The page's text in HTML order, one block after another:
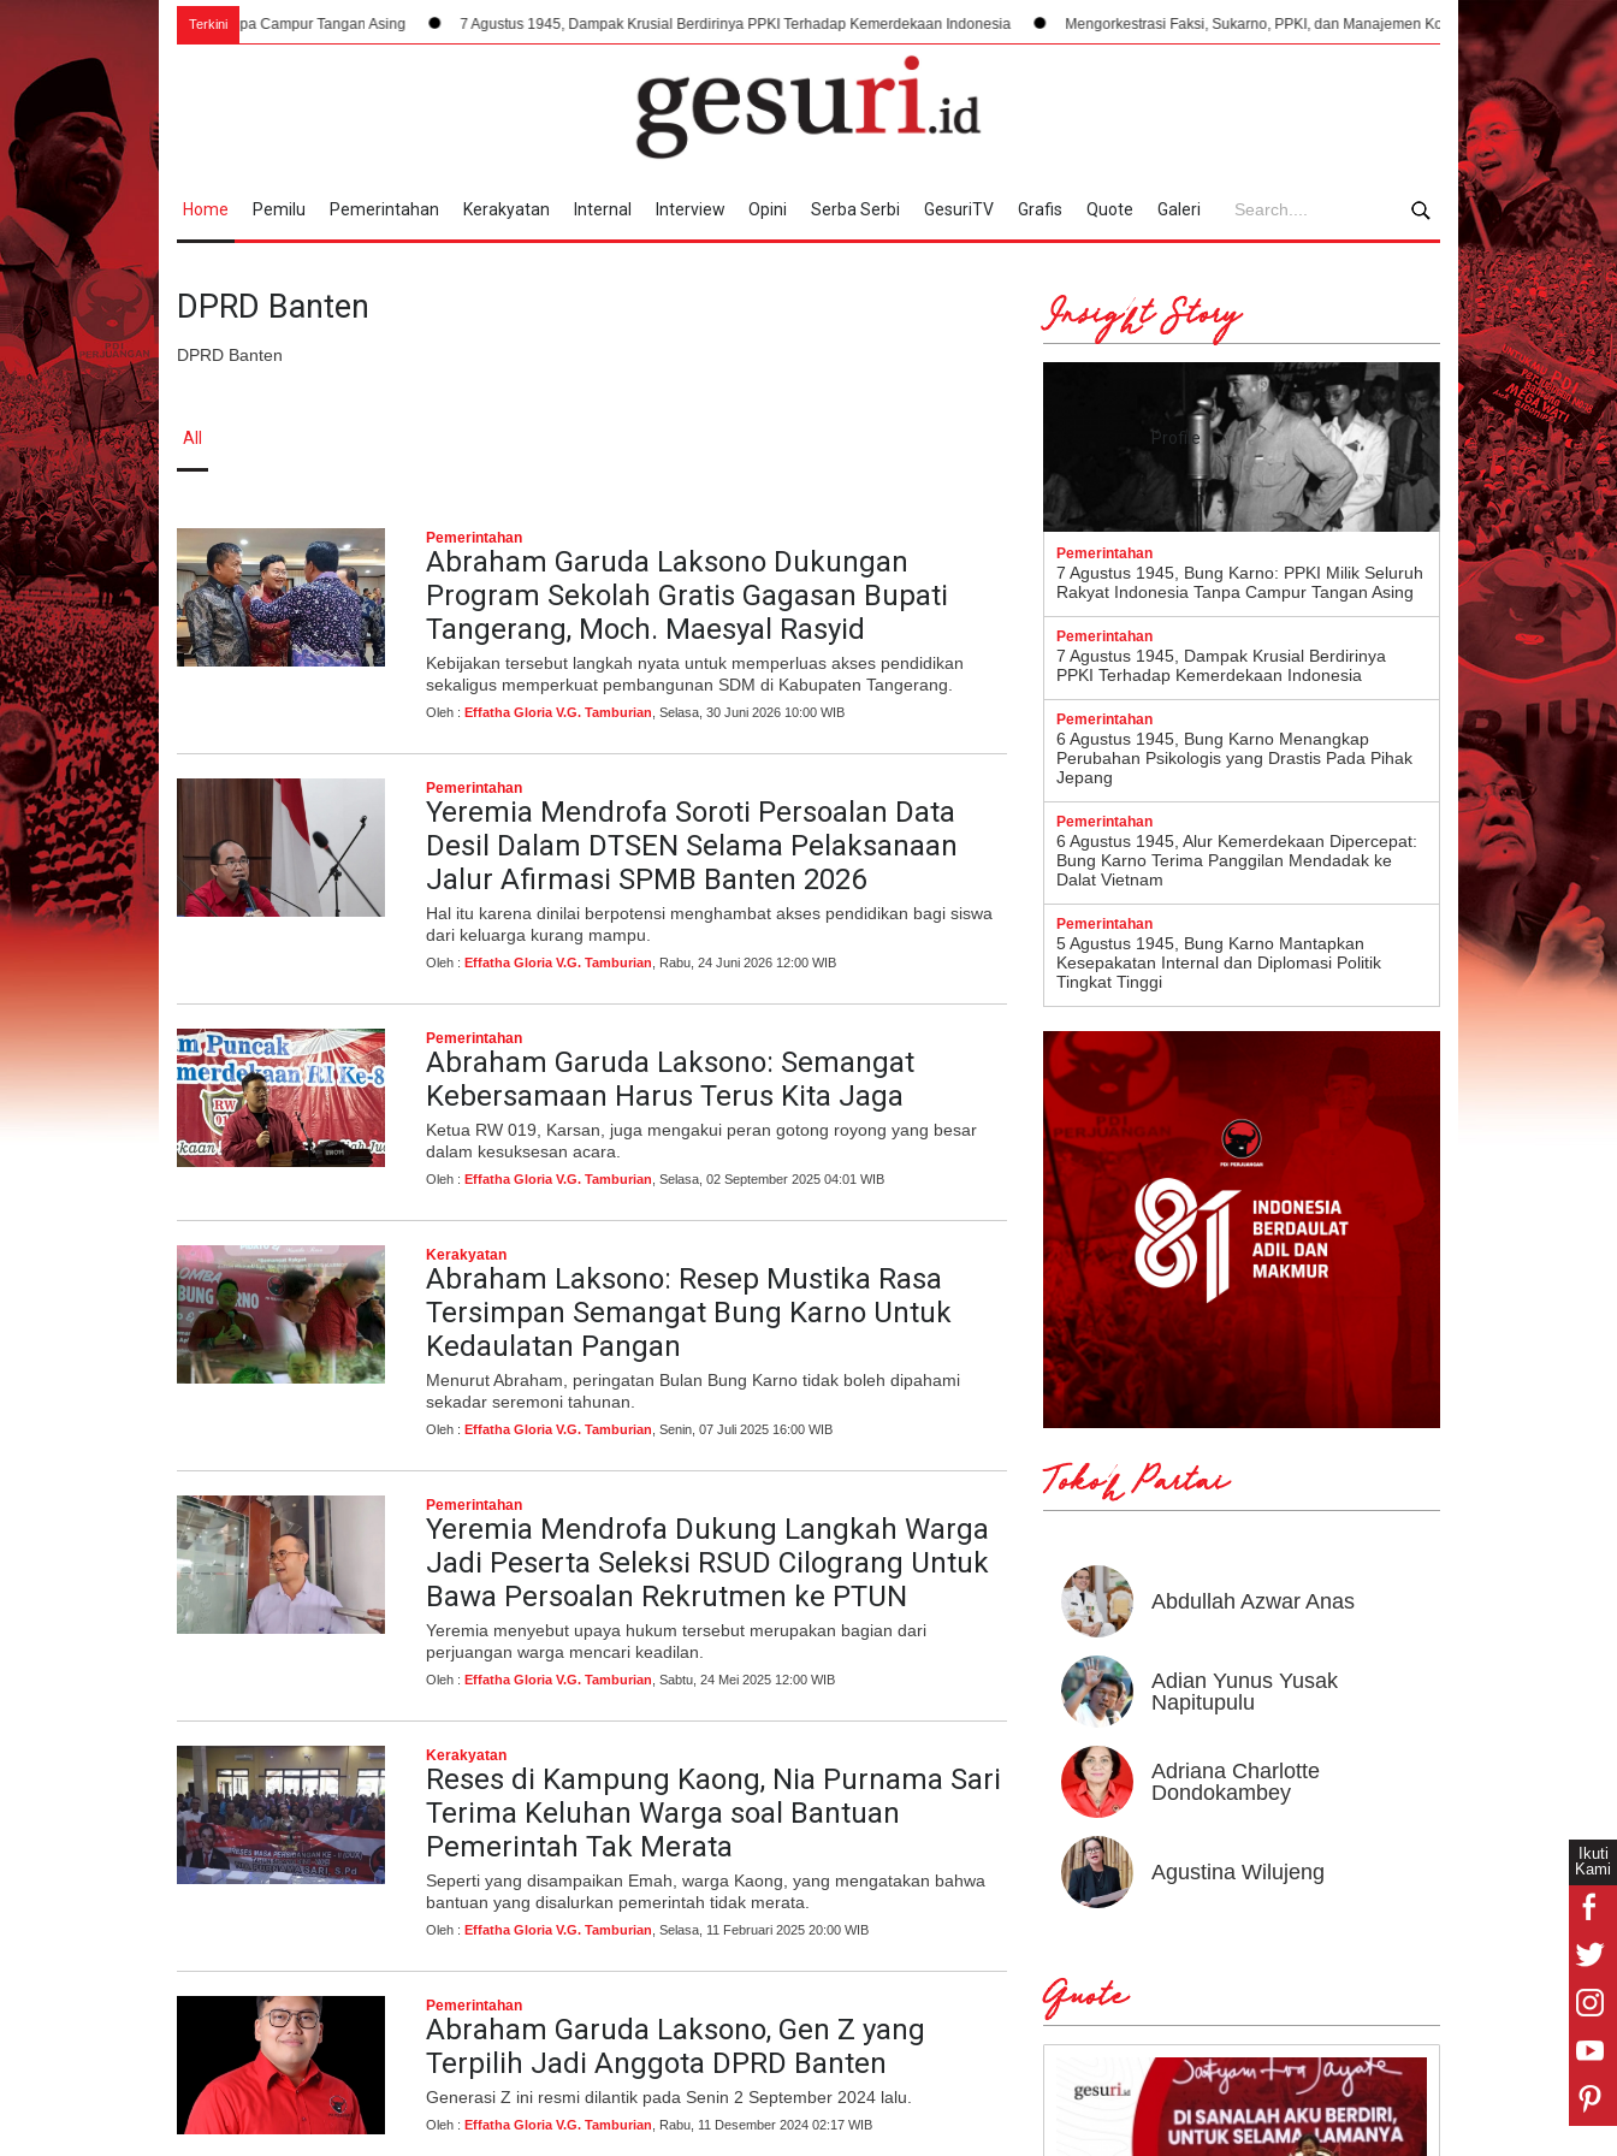
Ikuti
Kami
Terkini
Indonesia Tanpa Campur Tangan Asing 7 Agustus 1945, Dampak Krusial Berdirinya PPKI Terhadap Kemerdekaan Indonesia Mengorkestrasi Faksi, Sukarno, PPKI, dan Manajemen Konflik Internal 1945 Ketika
Home Pemilu Pemerintahan Kerakyatan Internal Interview Opini Serba Serbi GesuriTV Grafis Quote Galeri
DPRD Banten
DPRD Banten
All Profile
Pemerintahan
Abraham Garuda Laksono Dukungan
Program Sekolah Gratis Gagasan Bupati
Tangerang, Moch. Maesyal Rasyid
Kebijakan tersebut langkah nyata untuk memperluas akses pendidikan
sekaligus memperkuat pembangunan SDM di Kabupaten Tangerang.
Oleh : Effatha Gloria V.G. Tamburian , Selasa, 30 Juni 2026 10:00 WIB
Pemerintahan
Yeremia Mendrofa Soroti Persoalan Data
Desil Dalam DTSEN Selama Pelaksanaan
Jalur Afirmasi SPMB Banten 2026
Hal itu karena dinilai berpotensi menghambat akses pendidikan bagi siswa
dari keluarga kurang mampu.
Oleh : Effatha Gloria V.G. Tamburian , Rabu, 24 Juni 2026 12:00 WIB
Pemerintahan
Abraham Garuda Laksono: Semangat
Kebersamaan Harus Terus Kita Jaga
Ketua RW 019, Karsan, juga mengakui peran gotong royong yang besar
dalam kesuksesan acara.
Oleh : Effatha Gloria V.G. Tamburian , Selasa, 02 September 2025 04:01 WIB
Kerakyatan
Abraham Laksono: Resep Mustika Rasa
Tersimpan Semangat Bung Karno Untuk
Kedaulatan Pangan
Menurut Abraham, peringatan Bulan Bung Karno tidak boleh dipahami
sekadar seremoni tahunan.
Oleh : Effatha Gloria V.G. Tamburian , Senin, 07 Juli 2025 16:00 WIB
Pemerintahan
Yeremia Mendrofa Dukung Langkah Warga
Jadi Peserta Seleksi RSUD Cilograng Untuk
Bawa Persoalan Rekrutmen ke PTUN
Yeremia menyebut upaya hukum tersebut merupakan bagian dari
perjuangan warga mencari keadilan.
Oleh : Effatha Gloria V.G. Tamburian , Sabtu, 24 Mei 2025 12:00 WIB
Kerakyatan
Reses di Kampung Kaong, Nia Purnama Sari
Terima Keluhan Warga soal Bantuan
Pemerintah Tak Merata
Seperti yang disampaikan Emah, warga Kaong, yang mengatakan bahwa
bantuan yang disalurkan pemerintah tidak merata.
Oleh : Effatha Gloria V.G. Tamburian , Selasa, 11 Februari 2025 20:00 WIB
Pemerintahan
Abraham Garuda Laksono, Gen Z yang
Terpilih Jadi Anggota DPRD Banten
Generasi Z ini resmi dilantik pada Senin 2 September 2024 lalu.
Oleh : Effatha Gloria V.G. Tamburian , Rabu, 11 Desember 2024 02:17 WIB
Insight Story
Pemerintahan
7 Agustus 1945, Bung Karno: PPKI Milik Seluruh
Rakyat Indonesia Tanpa Campur Tangan Asing
Pemerintahan
7 Agustus 1945, Dampak Krusial Berdirinya
PPKI Terhadap Kemerdekaan Indonesia
Pemerintahan
6 Agustus 1945, Bung Karno Menangkap
Perubahan Psikologis yang Drastis Pada Pihak
Jepang
Pemerintahan
6 Agustus 1945, Alur Kemerdekaan Dipercepat:
Bung Karno Terima Panggilan Mendadak ke
Dalat Vietnam
Pemerintahan
5 Agustus 1945, Bung Karno Mantapkan
Kesepakatan Internal dan Diplomasi Politik
Tingkat Tinggi
Tokoh Partai
Abdullah Azwar Anas
Adian Yunus Yusak
Napitupulu
Adriana Charlotte
Dondokambey
Agustina Wilujeng Andi
Quote